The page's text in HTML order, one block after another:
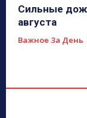
Сильные
августа
Важное За День